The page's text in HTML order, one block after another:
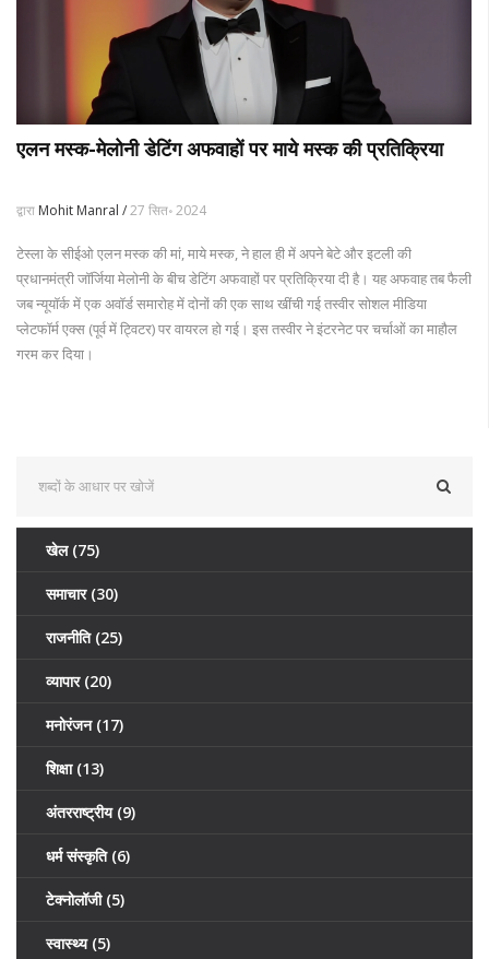
एलन मस्क-मेलोनी डेटिंग अफवाहों पर माये मस्क की प्रतिक्रिया
द्वारा Mohit Manral /27 सित॰ 2024
टेस्ला के सीईओ एलन मस्क की मां, माये मस्क, ने हाल ही में अपने बेटे और इटली की
प्रधानमंत्री जॉर्जिया मेलोनी के बीच डेटिंग अफवाहों पर प्रतिक्रिया दी है। यह अफवाह तब फैली
जब न्यूयॉर्क में एक अवॉर्ड समारोह में दोनों की एक साथ खींची गई तस्वीर सोशल मीडिया
प्लेटफॉर्म एक्स (पूर्व में ट्विटर) पर वायरल हो गई। इस तस्वीर ने इंटरनेट पर चर्चाओं का माहौल
गरम कर दिया।
खेल (75)
समाचार (30)
राजनीति (25)
व्यापार (20)
मनोरंजन (17)
शिक्षा (13)
अंतरराष्ट्रीय (9)
धर्म संस्कृति (6)
टेक्नोलॉजी (5)
स्वास्थ्य (5)